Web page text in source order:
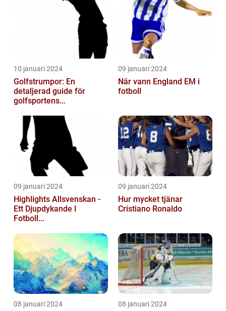
10 januari 2024
Golfstrumpor: En
detaljerad guide för
golfsportens...
09 januari 2024
När vann England EM i
fotboll
09 januari 2024
Highlights Allsvenskan -
Ett Djupdykande I
Fotboll...
09 januari 2024
Hur mycket tjänar
Cristiano Ronaldo
08 januari 2024 08 januari 2024